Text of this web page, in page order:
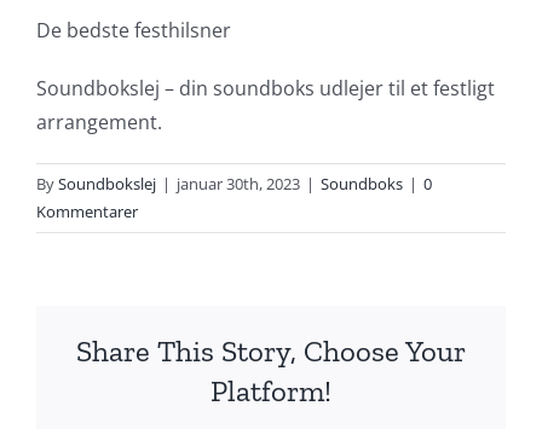
De bedste festhilsner
Soundbokslej – din soundboks udlejer til et festligt
arrangement.
BySoundbokslej | januar 30th, 2023 | Soundboks | 0
Kommentarer
Share This Story, Choose Your
Platform!